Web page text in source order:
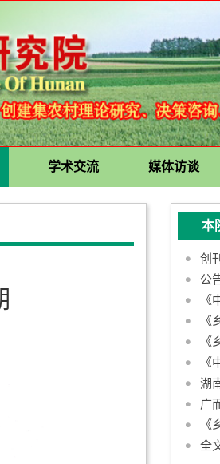
学术交流 媒体访谈
本
创
《
湖
广
《
全